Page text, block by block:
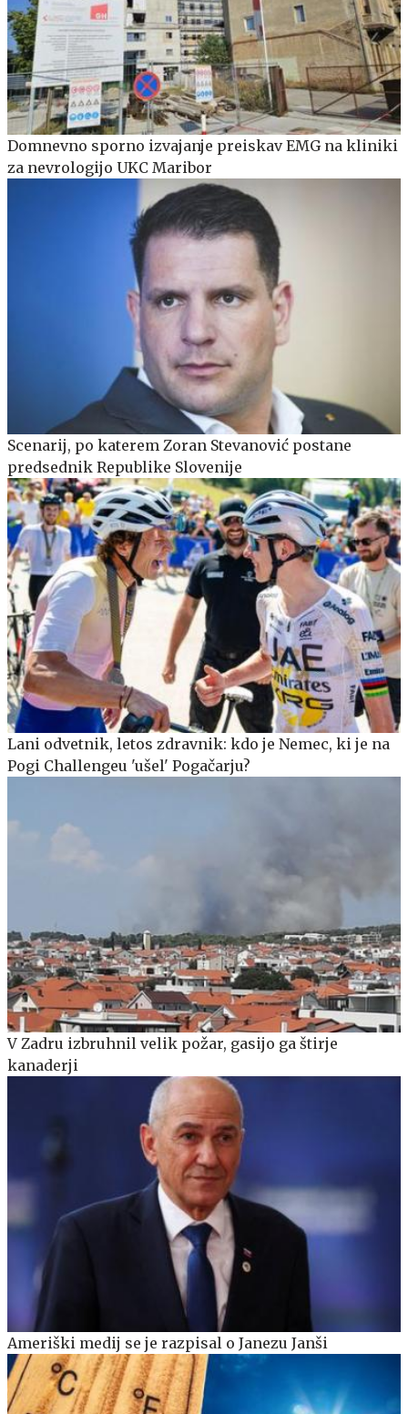
Domnevno sporno izvajanje preiskav EMG na kliniki
za nevrologijo UKC Maribor
Scenarij, po katerem Zoran Stevanović postane
predsednik Republike Slovenije
Lani odvetnik, letos zdravnik: kdo je Nemec, ki je na
Pogi Challengeu 'ušel' Pogačarju?
V Zadru izbruhnil velik požar, gasijo ga štirje
kanaderji
Ameriški medij se je razpisal o Janezu Janši